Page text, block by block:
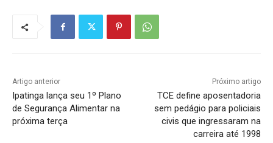
Artigo anterior
Ipatinga lança seu 1º Plano
de Segurança Alimentar na
próxima terça
Próximo artigo
TCE define aposentadoria
sem pedágio para policiais
civis que ingressaram na
carreira até 1998